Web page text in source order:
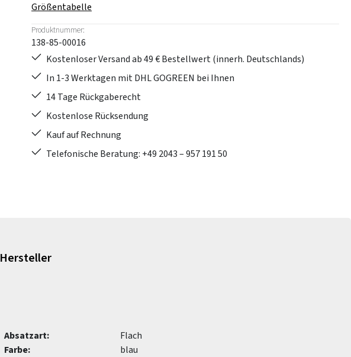
Größentabelle
Produktnummer:
138-85-00016
Kostenloser Versand ab 49 € Bestellwert (innerh. Deutschlands)
In 1-3 Werktagen mit DHL GOGREEN bei Ihnen
14 Tage Rückgaberecht
Kostenlose Rücksendung
Kauf auf Rechnung
Telefonische Beratung: +49 2043 – 957 191 50
Hersteller
Absatzart:
Flach
Farbe:
blau